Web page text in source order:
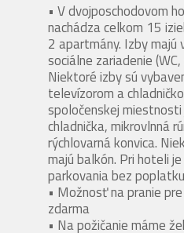
• V dvojposchodovom
nachádza celkom 15
2 apartmány. Izby majú
sociálne zariadenie (WC,
Niektoré izby sú
televízorom a
spoločenskej
chladnička, mikrovlnná
rýchlovarná konvica.
majú balkón. Pri hoteli
parkovania bez
• Možnosť na pranie
zdarma
• Na požičanie máme